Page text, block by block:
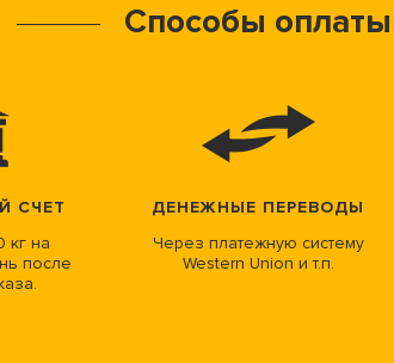
Способы оплаты
СЧЕТ
кг на
после
ДЕНЕЖНЫЕ ПЕРЕВОДЫ
Через платежную систему
Western Union и т.п.